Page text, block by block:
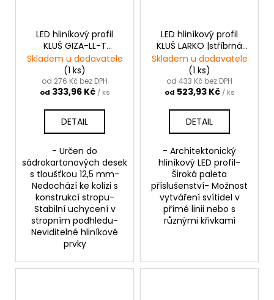
LED hliníkový profil
KLUŚ GIZA-LL-T
|neanodizovaný
Skladem u dodavatele
(1 ks)
od 276 Kč bez DPH
od 333,96 Kč / ks
DETAIL
- Určen do
sádrokartonových desek
s tloušťkou 12,5 mm-
Nedochází ke kolizi s
konstrukcí stropu-
Stabilní uchycení v
stropním podhledu-
Neviditelné hliníkové
prvky
LED hliníkový profil
KLUŚ LARKO |stříbrná
anoda
Skladem u dodavatele
(1 ks)
od 433 Kč bez DPH
od 523,93 Kč / ks
DETAIL
- Architektonický
hliníkový LED profil-
Široká paleta
příslušenství- Možnost
vytváření svítidel v
přímé linii nebo s
různými křivkami